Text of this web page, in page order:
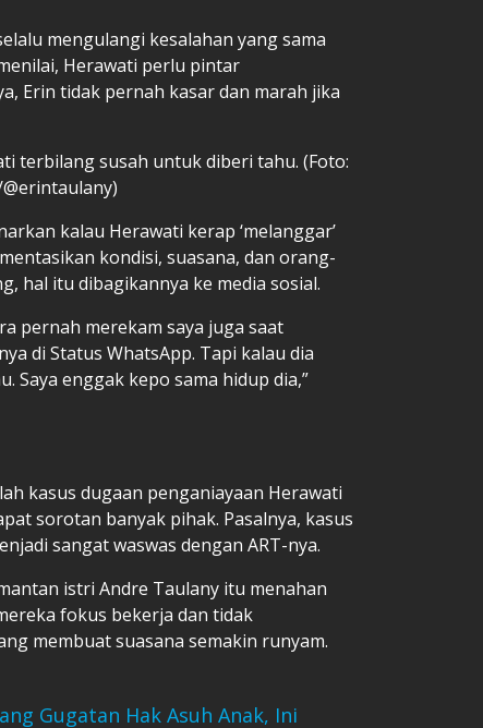
mengulangi kesalahan yang sama
Herawati perlu pintar
Erin tidak pernah kasar dan marah jika
terbilang susah untuk diberi tahu. (Foto:
kalau Herawati kerap ‘melanggar’
kondisi, suasana, dan orang-
hal itu dibagikannya ke media sosial.
pernah merekam saya juga saat
di Status WhatsApp. Tapi kalau dia
Saya enggak kepo sama hidup dia,”
kasus dugaan penganiayaan Herawati
sorotan banyak pihak. Pasalnya, kasus
sangat waswas dengan ART-nya.
istri Andre Taulany itu menahan
fokus bekerja dan tidak
membuat suasana semakin runyam.
Gugatan Hak Asuh Anak, Ini